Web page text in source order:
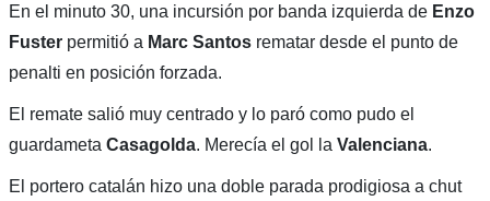
En el minuto 30, una incursión por banda izquierda deEnzo
Fusterpermitió a Marc Santosrematar desde el punto de
penalti en posición forzada.
El remate salió muy centrado y lo paró como pudo el
guardameta Casagolda. Merecía el gol la Valenciana.
El portero catalán hizo una doble parada prodigiosa a chut